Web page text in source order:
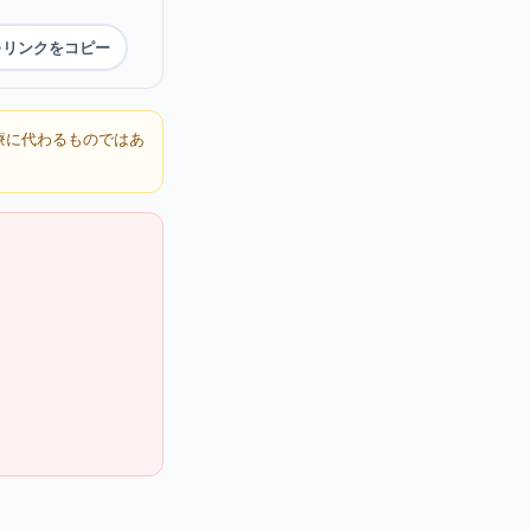
リンクをコピー
代わるものではあ